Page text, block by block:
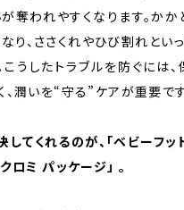
奪われやすくなります。か
り、ささくれやひび割れとい
うしたトラブルを防ぐには
潤いを“守る”ケアが重要です
てくれるのが、「ベビーフッ
ミ パッケージ」 。